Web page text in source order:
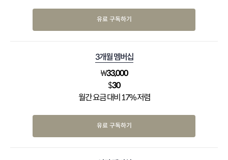
유료 구독하기
3개월 멤버십
₩33,000
$30
월간 요금 대비 17% 저렴
유료 구독하기